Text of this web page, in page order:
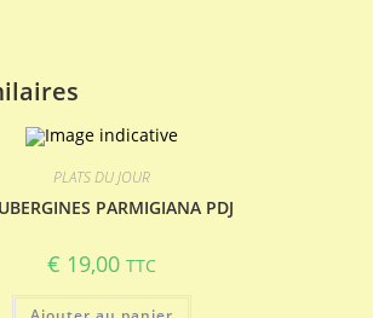
PLATS DU JOUR
PARMIGIANA PDJ
€ 19,00 TTC